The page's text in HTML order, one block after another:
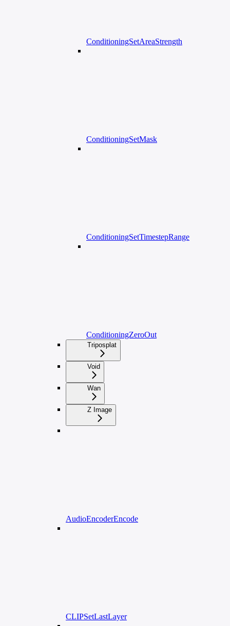
ConditioningSetAreaStrength
ConditioningSetMask
ConditioningSetTimestepRange
ConditioningZeroOut
Triposplat
Void
Wan
Z Image
AudioEncoderEncode
CLIPSetLastLayer